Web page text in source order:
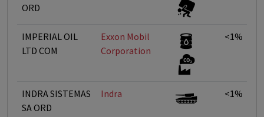
ORD
IMPERIAL OIL
LTD COM
Exxon Mobil
Corporation
<1%
INDRA SISTEMAS
SA ORD
Indra <1%